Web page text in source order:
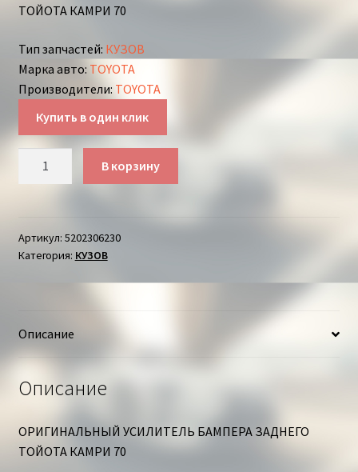
ТОЙОТА КАМРИ 70
Тип запчастей: КУЗОВ
Марка авто: TOYOTA
Производители: TOYOTA
Купить в один клик
ЗАДНЕГО
ТОЙОТА
В корзину
Артикул: 5202306230
Категория: КУЗОВ
Описание
Описание
ОРИГИНАЛЬНЫЙ УСИЛИТЕЛЬ БАМПЕРА ЗАДНЕГО
ТОЙОТА КАМРИ 70